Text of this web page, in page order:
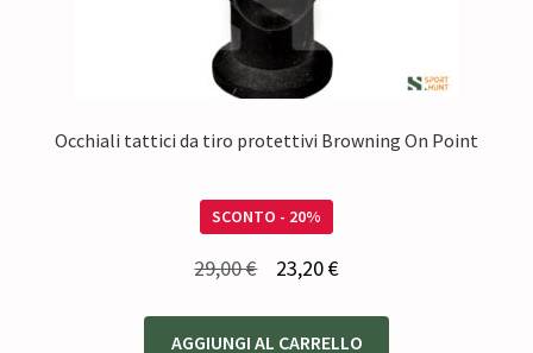
Occhiali tattici da tiro protettivi Browning On Point
SCONTO - 20%
29,00€
originale
23,20€Il
attuale
AGGIUNGI AL CARRELLO